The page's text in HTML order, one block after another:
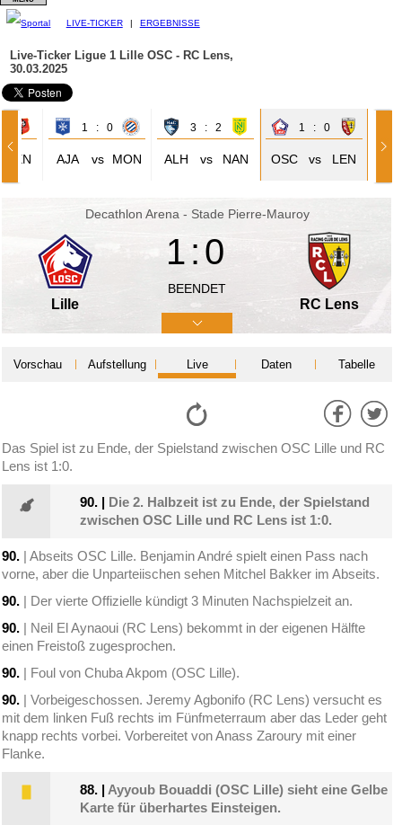
LIVE-TICKER | ERGEBNISSE
Live-Ticker Ligue 1 Lille OSC - RC Lens,
30.03.2025
REN
1 : 0
AJA vs MON
3 : 2
ALH vs NAN
1 : 0
OSC vs LEN
Decathlon Arena - Stade Pierre-Mauroy
Lille
1:0
BEENDET
RC Lens
Vorschau Aufstellung Live Daten Tabelle
Das Spiel ist zu Ende, der Spielstand zwischen OSC Lille und RC
Lens ist 1:0.
90. | Die 2. Halbzeit ist zu Ende, der Spielstand
zwischen OSC Lille und RC Lens ist 1:0.
90. | Abseits OSC Lille. Benjamin André spielt einen Pass nach
vorne, aber die Unparteiischen sehen Mitchel Bakker im Abseits.
90. | Der vierte Offizielle kündigt 3 Minuten Nachspielzeit an.
90. | Neil El Aynaoui (RC Lens) bekommt in der eigenen Hälfte
einen Freistoß zugesprochen.
90. | Foul von Chuba Akpom (OSC Lille).
90. | Vorbeigeschossen. Jeremy Agbonifo (RC Lens) versucht es
mit dem linken Fuß rechts im Fünfmeterraum aber das Leder geht
knapp rechts vorbei. Vorbereitet von Anass Zaroury mit einer
Flanke.
88. | Ayyoub Bouaddi (OSC Lille) sieht eine Gelbe
Karte für überhartes Einsteigen.